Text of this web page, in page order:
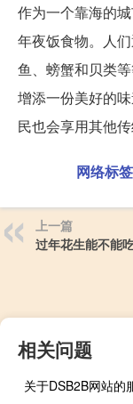
作为一个靠海的
年夜饭食物。人
鱼、螃蟹和贝类
增添一份美好的
民也会享用其他
网络标签
上一篇
过年花生能不能
相关问题
关于DSB2B网站的